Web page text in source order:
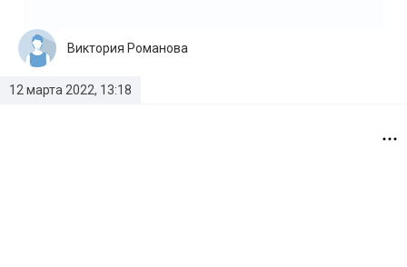
12 марта 2022, 13:18
Виктория Романова